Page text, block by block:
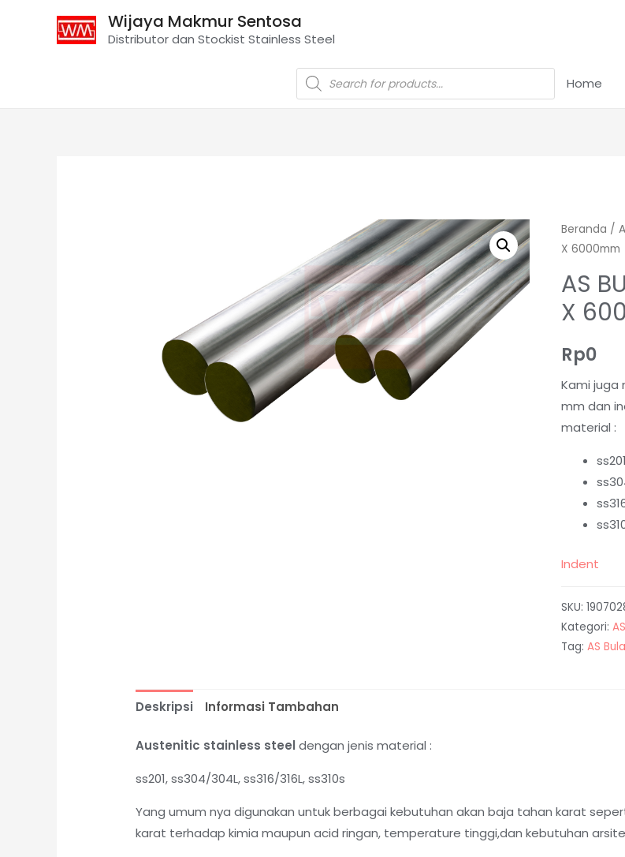
Wijaya Makmur Sentosa
Distributor dan Stockist Stainless Steel
Home
Beranda /
X 6000mm
AS
X
Rp0
Kami juga
mm dan
material :
ss201
Indent
SKU:
Kategori:
Tag: AS
Deskripsi Informasi Tambahan
Austenitic stainless steel dengan jenis material :
ss201, ss304/304L, ss316/316L, ss310s
Yang umum nya digunakan untuk berbagai kebutuhan akan baja tahan karat
karat terhadap kimia maupun acid ringan, temperature tinggi,dan kebutuhan